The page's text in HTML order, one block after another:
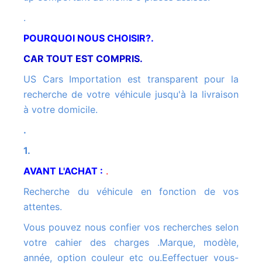
.
POURQUOI NOUS CHOISIR?.
CAR TOUT EST COMPRIS.
US Cars Importation est transparent pour la
recherche de votre véhicule jusqu'à la livraison
à votre domicile.
.
1.
AVANT L'ACHAT : .
Recherche du véhicule en fonction de vos
attentes.
Vous pouvez nous confier vos recherches selon
votre cahier des charges .Marque, modèle,
année, option couleur etc ou.Eeffectuer vous-